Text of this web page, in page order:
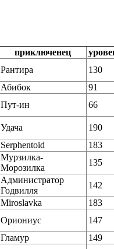
приключенец
Рантира
130
Абибок
91
Пут-ин 66
Удача
190
Serphentoid
183
Мурзилка-
Морозилка
135
Администратор
Годвилля
142
Miroslavka
183
Ориониус
147
Гламур
149